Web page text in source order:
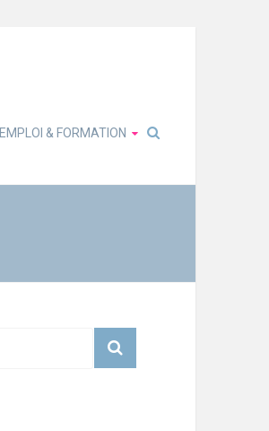
EMPLOI & FORMATION